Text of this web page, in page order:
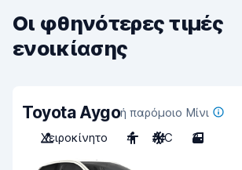
Οι φθηνότερες τιμές
ενοικίασης
Toyota Aygoή παρόμοιο Μίνι
Χειροκίνητο
4 A/C 3